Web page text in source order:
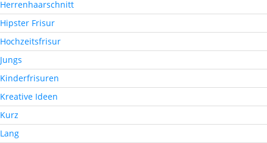
Herrenhaarschnitt
Hipster Frisur
Hochzeitsfrisur
Jungs
Kinderfrisuren
Kreative Ideen
Kurz
Lang